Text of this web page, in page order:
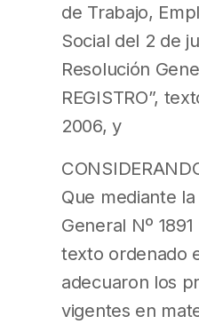
de Trabajo,
Social del 2 de
Resolución
REGISTRO”,
2006, y
Que mediante
General Nº 1891
texto ordenado
adecuaron los
vigentes en